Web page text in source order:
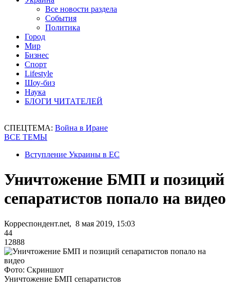
Все новости раздела
События
Политика
Город
Мир
Бизнес
Спорт
Lifestyle
Шоу-биз
Наука
БЛОГИ ЧИТАТЕЛЕЙ
СПЕЦТЕМА: Война в Иране
ВСЕ ТЕМЫ
Вступление Украины в ЕС
Уничтожение БМП и позиций
сепаратистов попало на видео
Корреспондент.net, 8 мая 2019, 15:03
44
12888
Фото: Скриншот
Уничтожение БМП сепаратистов